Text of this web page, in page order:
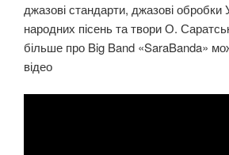
джазові стандарти, джазові обробки
народних пісень та твори О.
більше про Big Band «SaraBanda»
відео